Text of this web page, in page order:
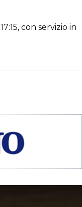
con servizio in